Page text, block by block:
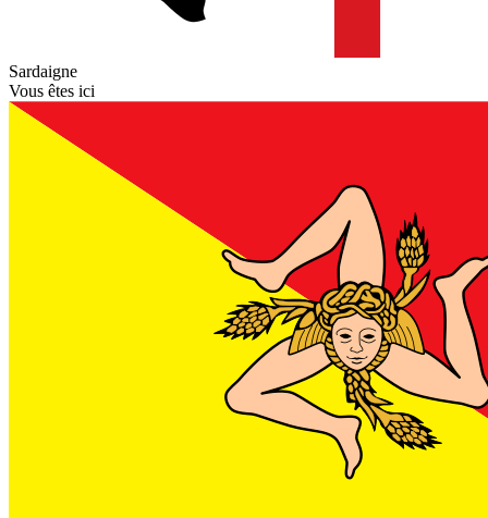
Sardaigne
Vous êtes ici